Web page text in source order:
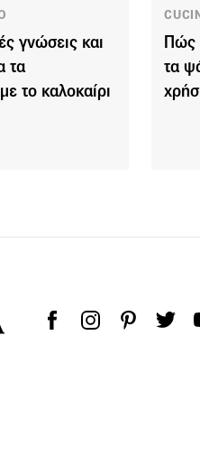
γνώσεις και
τα
το καλοκαίρι
Πώς
τα